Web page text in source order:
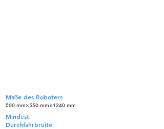
Maße des Roboters
500 mm×550 mm×1240 mm
Mindest
Durchfahrbreite